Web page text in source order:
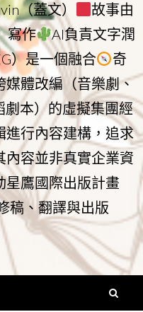
（蓋文）
故事由
寫作
AI負責文字潤
）是一個融合
奇
媒體改編（音樂劇、
劇本）的虛擬集團經
進行內容建構，追求
內容並非真實企業資
鷹國際出版計畫
稿、翻譯與出版